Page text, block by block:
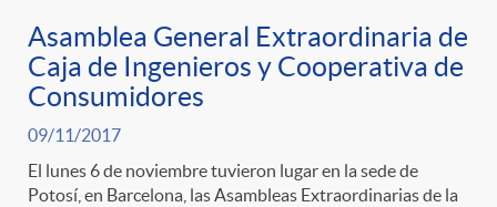
Asamblea General Extraordinaria de
Caja de Ingenieros y Cooperativa de
Consumidores
09/11/2017
El lunes 6 de noviembre tuvieron lugar en la sede de
Potosí, en Barcelona, las Asambleas Extraordinarias de la